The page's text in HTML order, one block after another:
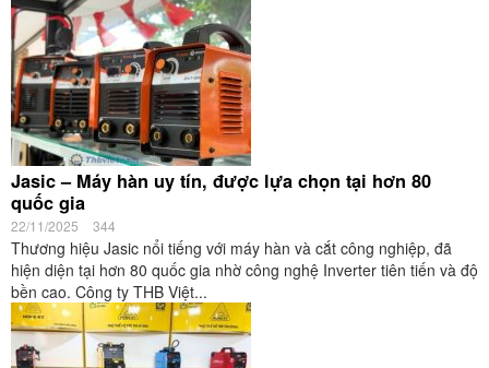
Jasic – Máy hàn uy tín, được lựa chọn tại hơn 80
quốc gia
22/11/2025 344
Thương hiệu Jasic nổi tiếng với máy hàn và cắt công nghiệp, đã
hiện diện tại hơn 80 quốc gia nhờ công nghệ Inverter tiên tiến và độ
bền cao. Công ty THB Việt...